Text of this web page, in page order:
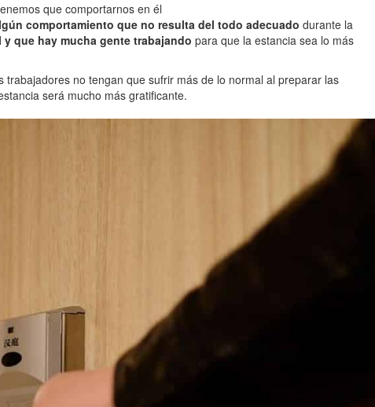
que comportarnos en él
comportamiento que no resulta del todo adecuado durante la
que hay mucha gente trabajando para que la estancia sea lo más
no tengan que sufrir más de lo normal al preparar las
será mucho más gratificante.